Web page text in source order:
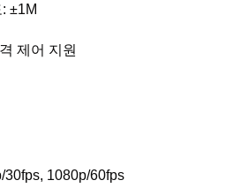
±1M
제어 지원
30fps, 1080p/60fps